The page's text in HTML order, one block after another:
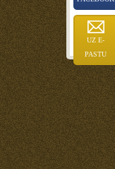
UZ E-
PASTU